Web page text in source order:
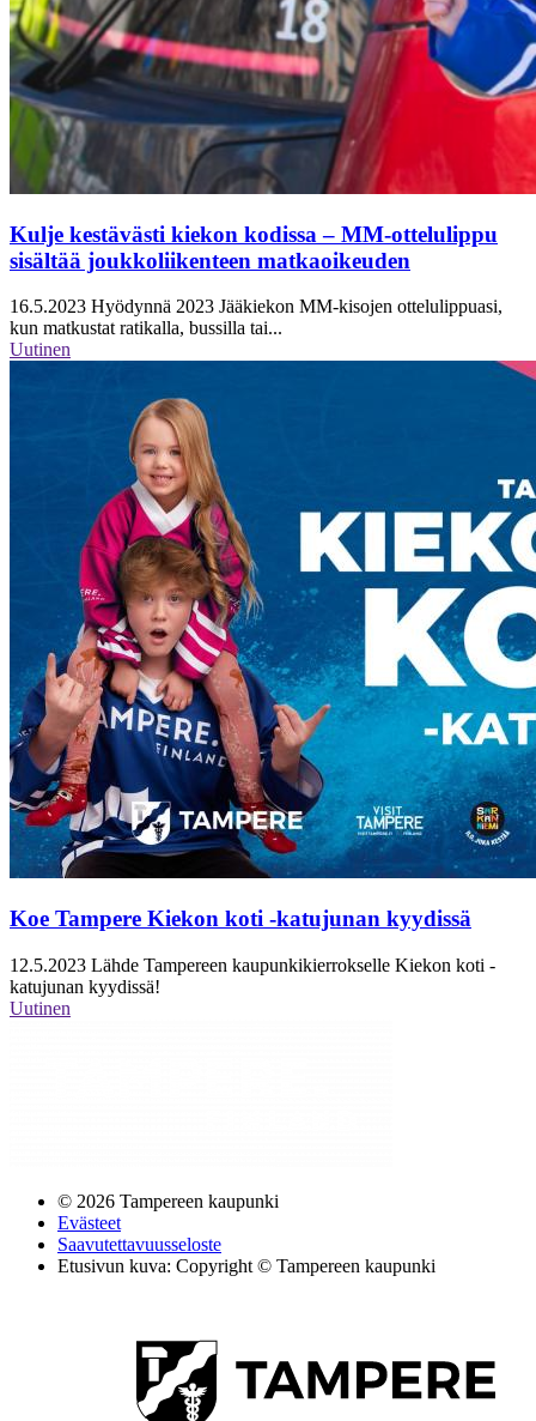
Kulje kestävästi kiekon kodissa – MM-ottelulippu
sisältää joukkoliikenteen matkaoikeuden
16.5.2023 Hyödynnä 2023 Jääkiekon MM-kisojen ottelulippuasi,
kun matkustat ratikalla, bussilla tai...
Uutinen
Koe Tampere Kiekon koti -katujunan kyydissä
12.5.2023 Lähde Tampereen kaupunkikierrokselle Kiekon koti -
katujunan kyydissä!
Uutinen
© 2026 Tampereen kaupunki
Evästeet
Saavutettavuusseloste
Etusivun kuva: Copyright © Tampereen kaupunki